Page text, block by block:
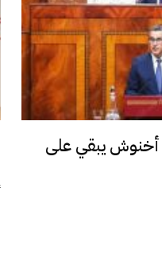
المالية 2027: أخنوش يبقي على